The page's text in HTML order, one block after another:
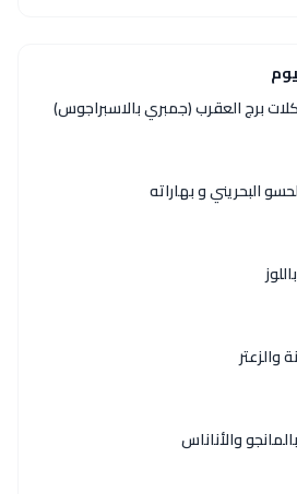
برج العقرب (جمبري بالاسبراجوس)
البحريني و بهاراته
والزعتر
والأناناس